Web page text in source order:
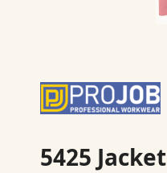
5425 Jacket